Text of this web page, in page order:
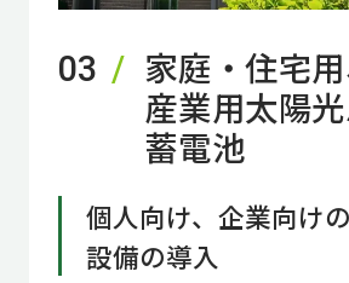
03
家庭・住宅
産業用太陽
蓄電池
個人向け、企業向け
設備の導入